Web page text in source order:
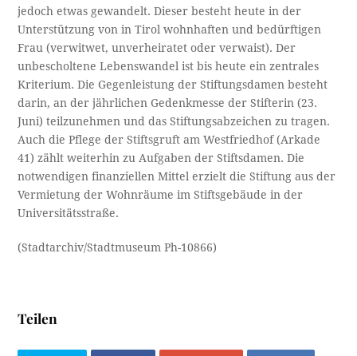
jedoch etwas gewandelt. Dieser besteht heute in der
Unterstützung von in Tirol wohnhaften und bedürftigen
Frau (verwitwet, unverheiratet oder verwaist). Der
unbescholtene Lebenswandel ist bis heute ein zentrales
Kriterium. Die Gegenleistung der Stiftungsdamen besteht
darin, an der jährlichen Gedenkmesse der Stifterin (23.
Juni) teilzunehmen und das Stiftungsabzeichen zu tragen.
Auch die Pflege der Stiftsgruft am Westfriedhof (Arkade
41) zählt weiterhin zu Aufgaben der Stiftsdamen. Die
notwendigen finanziellen Mittel erzielt die Stiftung aus der
Vermietung der Wohnräume im Stiftsgebäude in der
Universitätsstraße.
(Stadtarchiv/Stadtmuseum Ph-10866)
Teilen